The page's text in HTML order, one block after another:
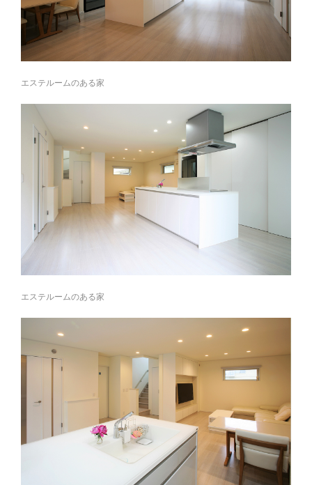
エステルームのある家
エステルームのある家